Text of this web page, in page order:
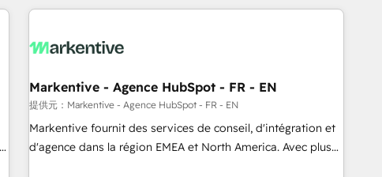
migrations and system integrations powered by Globalia’s
to drive platform adoption. 📈 Revenue Generation - Full-
Point Success Media. - Expert deployment of Breeze AI and
custom agents to automate growth. 🏆 Elite Excellence - 8
platform accreditations and deep HIPAA-compliance
expertise. - A team of 250+ experts dedicated to your
Markentive - Agence HubSpot - FR - EN
提供元：Markentive - Agence HubSpot - FR - EN
Markentive fournit des services de conseil, d'intégration et
d'agence dans la région EMEA et North America. Avec plus